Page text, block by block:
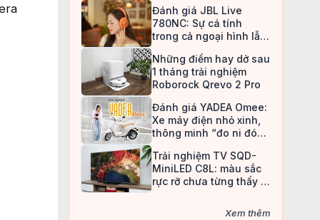
an toàn
Đánh giá JBL Live
780NC: Sự cá tính
trong cả ngoại hình lẫn
Những điểm hay dở sau
1 tháng trải nghiệm
Roborock Qrevo 2 Pro
Đánh giá YADEA Omee:
Xe máy điện nhỏ xinh,
thông minh “đo ni đóng
Trải nghiệm TV SQD-
MiniLED C8L: màu sắc
rực rỡ chưa từng thấy ở
Xem thêm